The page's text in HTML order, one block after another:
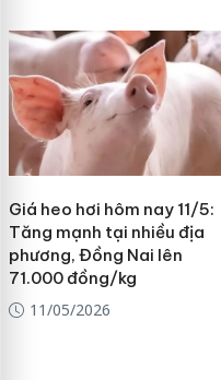
Giá heo hơi hôm nay 11/5:
Tăng mạnh tại nhiều địa
phương, Đồng Nai lên
71.000 đồng/kg
11/05/2026